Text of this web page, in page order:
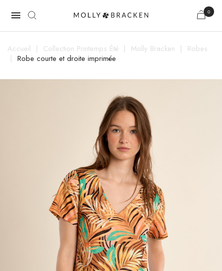
 0
Accueil Collection Printemps Été Molly Bracken
Robes
Robe courte et droite imprimée